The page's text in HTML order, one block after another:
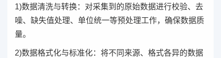
1)数据清洗与转换：对采集到的原始数据进行校验、去
噪、缺失值处理、单位统一等预处理工作，确保数据质
量。
2)数据格式化与标准化：将不同来源、格式各异的数据